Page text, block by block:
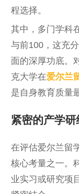
程选择。
其中，多门学科
与前100，这充
面的深厚功底。
克大学在爱尔兰
是自身教育质量
紧密的产学
在评估爱尔兰留
核心考量之一。
业实习或研究项